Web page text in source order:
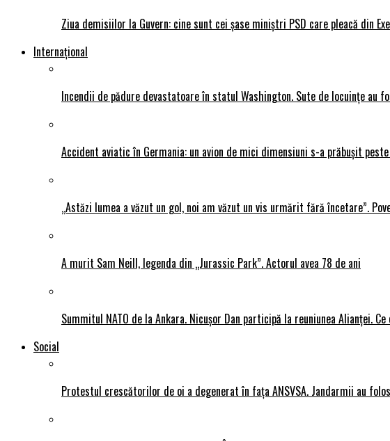
Ziua demisiilor la Guvern: cine sunt cei șase miniștri PSD care pleacă din
Internațional
Incendii de pădure devastatoare în statul Washington. Sute de locuințe au
Accident aviatic în Germania: un avion de mici dimensiuni s-a prăbușit
„Astăzi lumea a văzut un gol, noi am văzut un vis urmărit fără încetare”.
A murit Sam Neill, legenda din „Jurassic Park”. Actorul avea 78 de ani
Summitul NATO de la Ankara. Nicușor Dan participă la reuniunea Alianței.
Social
Protestul crescătorilor de oi a degenerat în fața ANSVSA. Jandarmii au